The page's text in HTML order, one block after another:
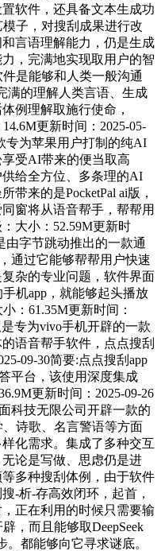
软件，还具备文本生成功
子，对搜刮成果进行改
言语理解能力，仍是生成
，完满地实现取用户的智
是能够和人类一般沟通
满的理解人类言语、生成
例理解取施行使命，
更新时间：2025-05-
专为苹果用户打制的纯AI
受AI带来的便当取高
给全方位、多条理的AI
带来的是PocketPal ai版，
窗将从语音帮手，帮帮用
大小：52.59M更新时
由字节跳动推出的一款通
通过它能够帮帮用户快速
杂的专业问题，软件界面
机app，就能够起头播放
：61.35M更新时间：
是专为vivo手机开辟的一款
语音帮手软件，点点搜刮
09-30简要:点点搜刮app
平台，该使用深度集成
更新时间：2025-09-26
科技无限公司开辟一款的
诗歌、名言警语等方面
化需求。集成了多种交互
论是写做、思虑仍是进
多种搜刮体例，由于软件
-析-存高效闭环，起首，
正在利用的时候只需要输
，而且能够取DeepSeek
都能够向它寻求谜底。